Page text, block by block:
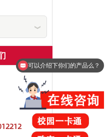
可以介绍下你们的产品么？